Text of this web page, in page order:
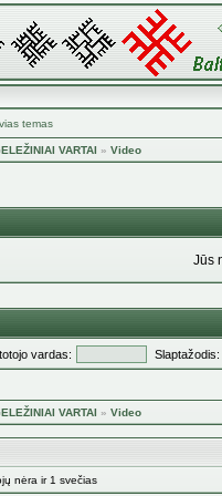
temas
VARTAI » Video
Jūs
vardas: Slaptažodis:
VARTAI » Video
nėra ir 1 svečias